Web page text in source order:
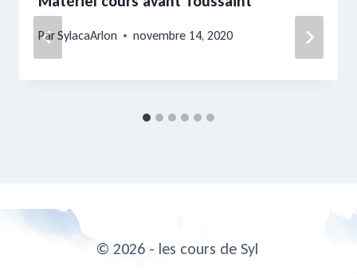
ParSylacaArlon novembre 14, 2020
© 2026 - les cours de Syl